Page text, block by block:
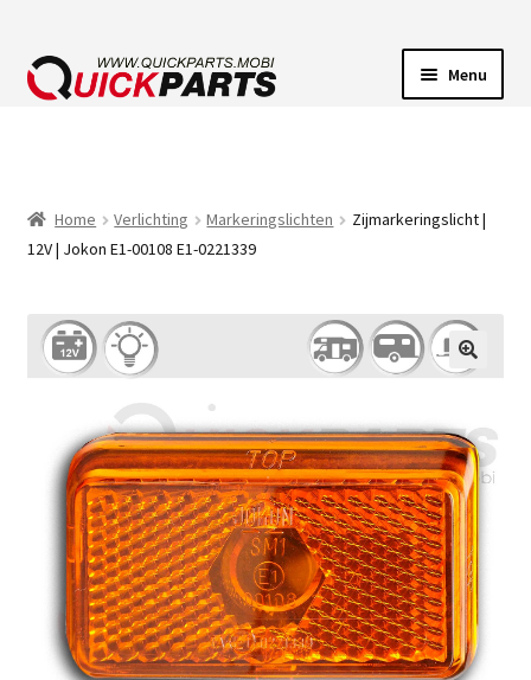
Menu
CLAXONS
ELEKTRISCHE CONNECTOREN
Home Verlichting Markeringslichten
Zijmarkeringslicht |
12V | Jokon E1-00108 E1-0221339